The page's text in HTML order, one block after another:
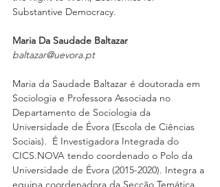
Substantive Democracy.
Maria Da Saudade Baltazar
baltazar@uevora.pt
Maria da Saudade Baltazar é doutorada em
Sociologia e Professora Associada no
Departamento de Sociologia da
Universidade de Évora (Escola de Ciências
Sociais).  É Investigadora Integrada do
CICS.NOVA tendo coordenado o Polo da
Universidade de Évora (2015-2020). Integra a